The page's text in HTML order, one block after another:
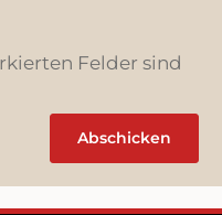
Felder sind
Abschicken